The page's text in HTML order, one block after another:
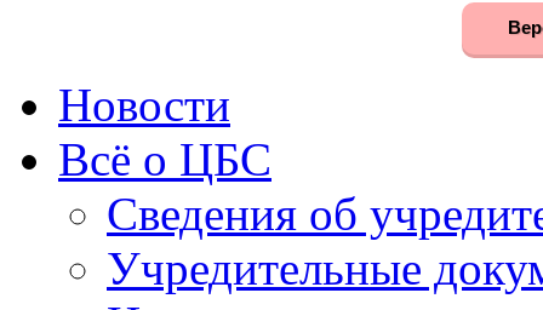
Новости
Всё о ЦБС
Сведения об
Учредительные